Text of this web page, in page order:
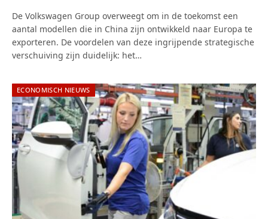
De Volkswagen Group overweegt om in de toekomst een
aantal modellen die in China zijn ontwikkeld naar Europa te
exporteren. De voordelen van deze ingrijpende strategische
verschuiving zijn duidelijk: het…
ECONOMISCH NIEUWS